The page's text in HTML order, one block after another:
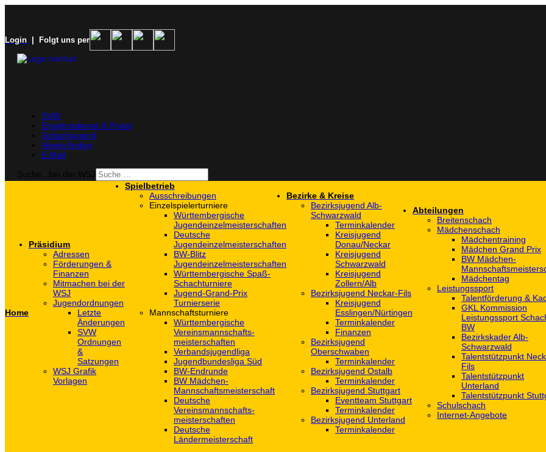
Login | Folgt uns per
SVW
Ergebnisdienst & Portal
Schachjugend
Verein finden
E-Mail
Home
Präsidium
Adressen
Förderungen &
Finanzen
Mitmachen bei der
WSJ
Jugendordnungen
Letzte
Änderungen
SVW
Ordnungen
&
Satzungen
WSJ Grafik
Vorlagen
Spielbetrieb
Ausschreibungen
Einzelspielerturniere
Württembergische
Jugendeinzelmeisterschaften
Deutsche
Jugendeinzelmeisterschaften
BW-Blitz
Jugendeinzelmeisterschaften
Württembergische Spaß-
Schachturniere
Jugend-Grand-Prix
Turnierserie
Mannschaftsturniere
Württembergische
Vereinsmannschafts-
meisterschaften
Verbandsjugendliga
Jugendbundesliga Süd
BW-Endrunde
BW Mädchen-
Mannschaftsmeisterschaft
Deutsche
Vereinsmannschafts-
meisterschaften
Deutsche
Ländermeisterschaft
Bezirke & Kreise
Bezirksjugend Alb-
Schwarzwald
Terminkalender
Kreisjugend
Donau/Neckar
Kreisjugend
Schwarzwald
Kreisjugend
Zollern/Alb
Bezirksjugend Neckar-Fils
Kreisjugend
‎Esslingen/Nürtingen
Terminkalender
Finanzen
Bezirksjugend
Oberschwaben
Terminkalender
Bezirksjugend Ostalb
Terminkalender
Bezirksjugend Stuttgart
‎Eventteam Stuttgart
Terminkalender
Bezirksjugend Unterland
Terminkalender
Abteilungen
Breitenschach
Mädchenschach
Mädchentraining
Mädchen Grand Prix
BW Mädchen-
Mädchentag
Leistungssport
Talentförderung &
GKL Kommission
Leistungssport
BW
Bezirkskader Alb-
Schwarzwald
Talentstützpunkt
Fils
Talentstützpunkt
Unterland
Talentstützpunkt
Schulschach
Internet-Angebote